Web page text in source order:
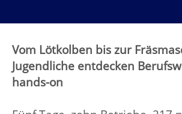
Vom Lötkolben bis zur
Jugendliche entdecken
hands-on